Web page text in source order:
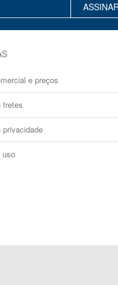
e preços
fretes
uso